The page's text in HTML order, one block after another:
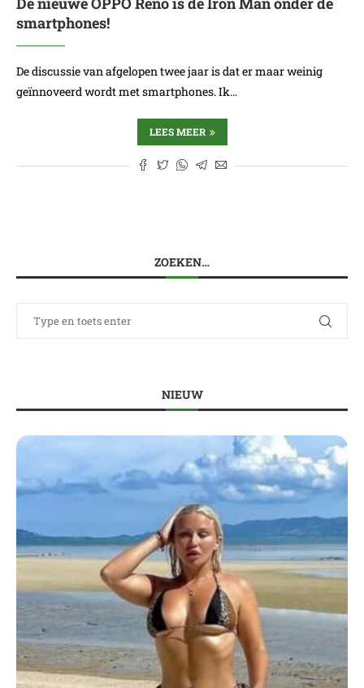
smartphones!
De discussie van afgelopen twee jaar is dat er maar weinig
geïnnoveerd wordt met smartphones. Ik…
LEES MEER
ZOEKEN…
NIEUW